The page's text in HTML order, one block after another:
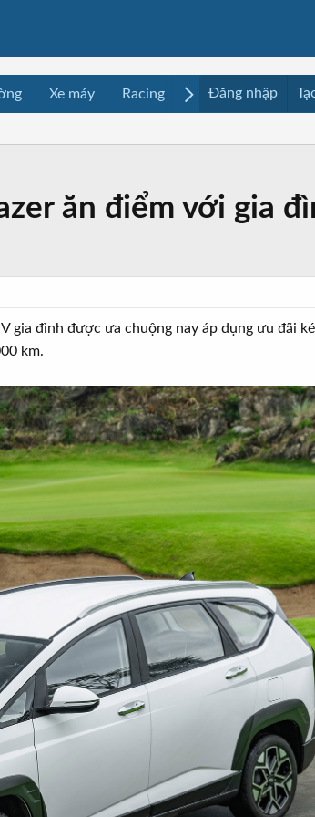
Xe máy Racing Mua bán Media
Đăng nhập
ăn điểm với gia
gia đình được ưa chuộng nay áp dụng ưu đãi
km.